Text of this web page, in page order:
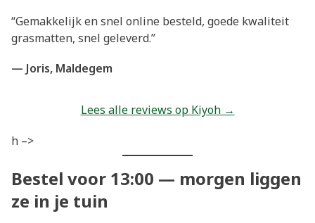
“Gemakkelijk en snel online besteld, goede kwaliteit
grasmatten, snel geleverd.”
— Joris, Maldegem
Lees alle reviews op Kiyoh →
h –>
Bestel voor 13:00 — morgen liggen
ze in je tuin